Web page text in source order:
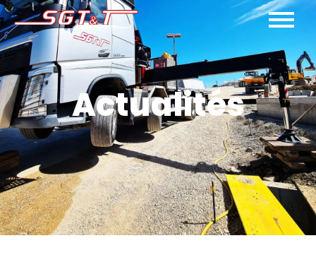
Actualités